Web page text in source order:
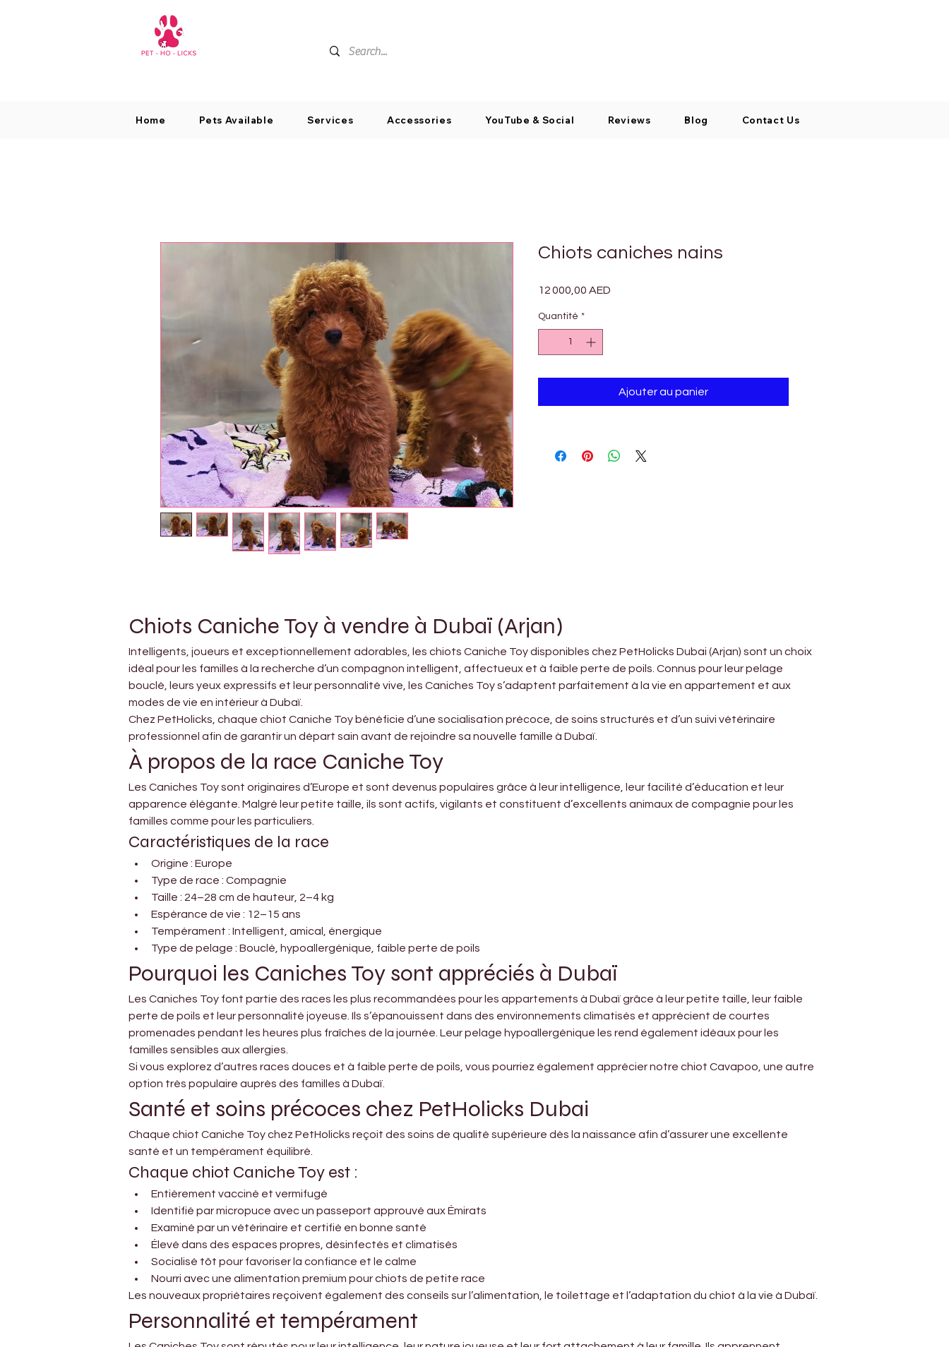
Home Pets Available Services Accessories YouTube & Social Reviews Blog Contact Us
Chiots caniches nains
12 000,00 AED
Quantité *
Ajouter au panier
Chiots Caniche Toy à vendre à Dubaï (Arjan)
Intelligents, joueurs et exceptionnellement adorables, les chiots Caniche Toy disponibles chez PetHolicks Dubai (Arjan) sont un choix
idéal pour les familles à la recherche d’un compagnon intelligent, affectueux et à faible perte de poils. Connus pour leur pelage
bouclé, leurs yeux expressifs et leur personnalité vive, les Caniches Toy s’adaptent parfaitement à la vie en appartement et aux
modes de vie en intérieur à Dubaï.
Chez PetHolicks, chaque chiot Caniche Toy bénéficie d’une socialisation précoce, de soins structurés et d’un suivi vétérinaire
professionnel afin de garantir un départ sain avant de rejoindre sa nouvelle famille à Dubaï.
À propos de la race Caniche Toy
Les Caniches Toy sont originaires d’Europe et sont devenus populaires grâce à leur intelligence, leur facilité d’éducation et leur
apparence élégante. Malgré leur petite taille, ils sont actifs, vigilants et constituent d’excellents animaux de compagnie pour les
familles comme pour les particuliers.
Caractéristiques de la race
Origine : Europe
Type de race : Compagnie
Taille : 24–28 cm de hauteur, 2–4 kg
Espérance de vie : 12–15 ans
Tempérament : Intelligent, amical, énergique
Type de pelage : Bouclé, hypoallergénique, faible perte de poils
Pourquoi les Caniches Toy sont appréciés à Dubaï
Les Caniches Toy font partie des races les plus recommandées pour les appartements à Dubaï grâce à leur petite taille, leur faible
perte de poils et leur personnalité joyeuse. Ils s’épanouissent dans des environnements climatisés et apprécient de courtes
promenades pendant les heures plus fraîches de la journée. Leur pelage hypoallergénique les rend également idéaux pour les
familles sensibles aux allergies.
Si vous explorez d’autres races douces et à faible perte de poils, vous pourriez également apprécier notre chiot Cavapoo, une autre
option très populaire auprès des familles à Dubaï.
Santé et soins précoces chez PetHolicks Dubai
Chaque chiot Caniche Toy chez PetHolicks reçoit des soins de qualité supérieure dès la naissance afin d’assurer une excellente
santé et un tempérament équilibré.
Chaque chiot Caniche Toy est :
Entièrement vacciné et vermifugé
Identifié par micropuce avec un passeport approuvé aux Émirats
Examiné par un vétérinaire et certifié en bonne santé
Élevé dans des espaces propres, désinfectés et climatisés
Socialisé tôt pour favoriser la confiance et le calme
Nourri avec une alimentation premium pour chiots de petite race
Les nouveaux propriétaires reçoivent également des conseils sur l’alimentation, le toilettage et l’adaptation du chiot à la vie à Dubaï.
Personnalité et tempérament